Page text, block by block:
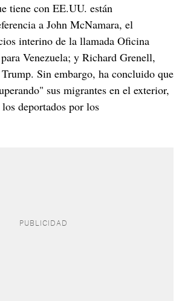
tiene con EE.UU. están
a John McNamara, el
interino de la llamada Oficina
Venezuela; y Richard Grenell,
Sin embargo, ha concluido que
sus migrantes en el exterior,
deportados por los